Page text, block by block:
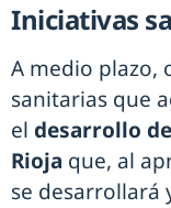
Iniciativas
A medio plazo,
sanitarias que
el desarrollo
Rioja que, al
se desarrollará